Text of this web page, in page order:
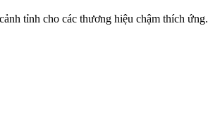
tỉnh cho các thương hiệu chậm thích ứng.